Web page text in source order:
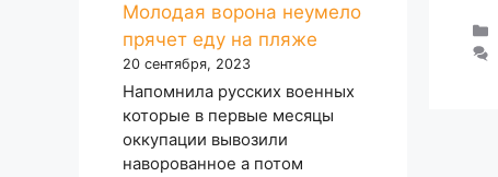
Молодая ворона неумело
прячет еду на пляже
20 сентября, 2023
Напомнила русских военных
которые в первые месяцы
оккупации вывозили
наворованное а потом